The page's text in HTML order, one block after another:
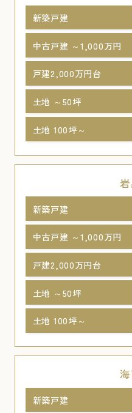
新築戸建
中古戸建 ～1,000万円
戸建2,000万円台
土地 ～50坪
土地 100坪～
新築戸建
中古戸建 ～1,000万円
戸建2,000万円台
土地 ～50坪
土地 100坪～
新築戸建